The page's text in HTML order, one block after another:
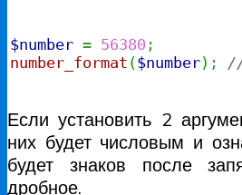
$number = 56380 ;
number_format ($number) ;
Если установить 2
них будет числовым и
будет знаков после
дробное.